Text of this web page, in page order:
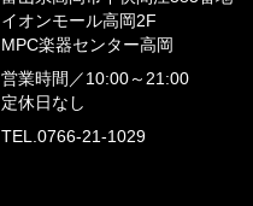
イオンモール高岡2F
MPC楽器センター高岡
営業時間／ 10:00～21:00
定休日なし
TEL.0766-21-1029